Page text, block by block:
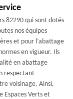
82290 qui sont dotés
nos équipes
et pour l’abattage
en vigueur. Ils
en abattage
respectant
voisinage. Ainsi,
Espaces Verts et